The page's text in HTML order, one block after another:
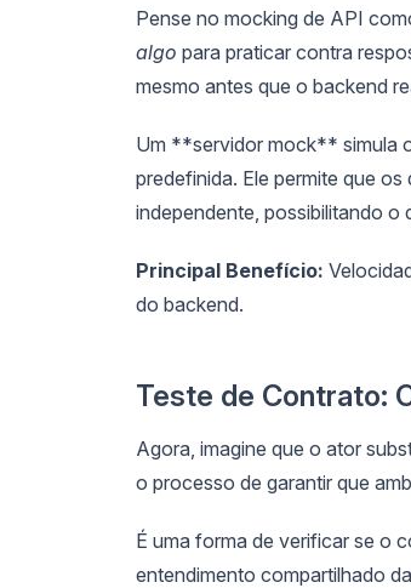
Pense no mocking de API
algo para praticar contra
mesmo antes que o backend
Um **servidor mock** simula
predefinida. Ele permite que
independente, possibilitando o
Principal Benefício:
do backend.
Teste de Contrato:
Agora, imagine que o ator
o processo de garantir que
É uma forma de verificar se o
entendimento compartilhado